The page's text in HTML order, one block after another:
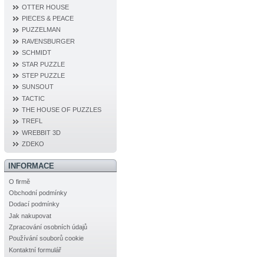
OTTER HOUSE
PIECES & PEACE
PUZZELMAN
RAVENSBURGER
SCHMIDT
STAR PUZZLE
STEP PUZZLE
SUNSOUT
TACTIC
THE HOUSE OF PUZZLES
TREFL
WREBBIT 3D
ZDEKO
INFORMACE
O firmě
Obchodní podmínky
Dodací podmínky
Jak nakupovat
Zpracování osobních údajů
Používání souborů cookie
Kontaktní formulář